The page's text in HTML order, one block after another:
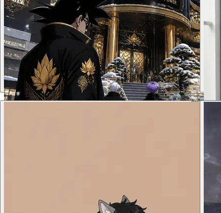
生成 → 人做
Anime, 2238, Light Gold And Onyx Black, Golden Lotus Printed,
Neo Futuristic, Outside Of A Way Too Oversized, Modern And
Luxurious Kamakiri Tower Penthouse Building, Modern And Hi